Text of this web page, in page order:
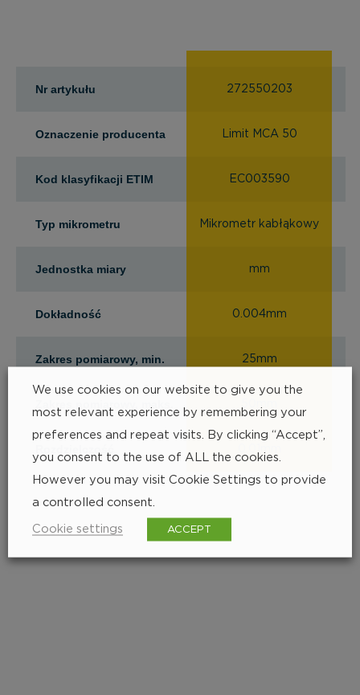
Nr artykułu
Oznaczenie producenta
Kod klasyfikacji ETIM
Typ mikrometru
Jednostka miary
Dokładność
Zakres pomiarowy, min.
272550203
Limit MCA 50
EC003590
Mikrometr kabłąkowy
mm
0.004mm
25mm
We use cookies on our website to give you the
most relevant experience by remembering your
preferences and repeat visits. By clicking “Accept”,
you consent to the use of ALL the cookies.
However you may visit Cookie Settings to provide
a controlled consent.
Cookie settings ACCEPT